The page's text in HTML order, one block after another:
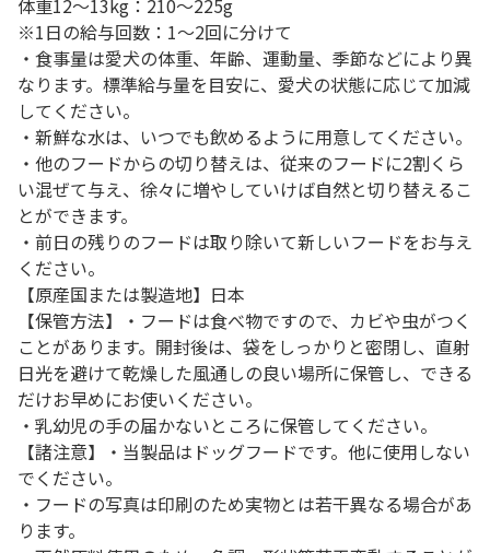
体重12～13kg：210～225g
※1日の給与回数：1～2回に分けて
・食事量は愛犬の体重、年齢、運動量、季節などにより異
なります。標準給与量を目安に、愛犬の状態に応じて加減
してください。
・新鮮な水は、いつでも飲めるように用意してください。
・他のフードからの切り替えは、従来のフードに2割くら
い混ぜて与え、徐々に増やしていけば自然と切り替えるこ
とができます。
・前日の残りのフードは取り除いて新しいフードをお与え
ください。
【原産国または製造地】日本
【保管方法】・フードは食べ物ですので、カビや虫がつく
ことがあります。開封後は、袋をしっかりと密閉し、直射
日光を避けて乾燥した風通しの良い場所に保管し、できる
だけお早めにお使いください。
・乳幼児の手の届かないところに保管してください。
【諸注意】・当製品はドッグフードです。他に使用しない
でください。
・フードの写真は印刷のため実物とは若干異なる場合があ
ります。